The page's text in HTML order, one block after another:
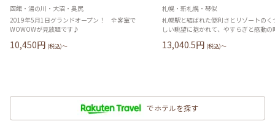
函館・湯の川・大沼・奥尻
2019年5月1日グランドオープン！ 全客室で
WOWOWが見放題です♪
10,450円 (税込)〜
札幌・新札幌・琴似
札幌駅と結ばれた便利さとリゾートの
しい眺望に抱かれて、やすらぎと感動の
13,040.5円 (税込)〜
でホテルを探す